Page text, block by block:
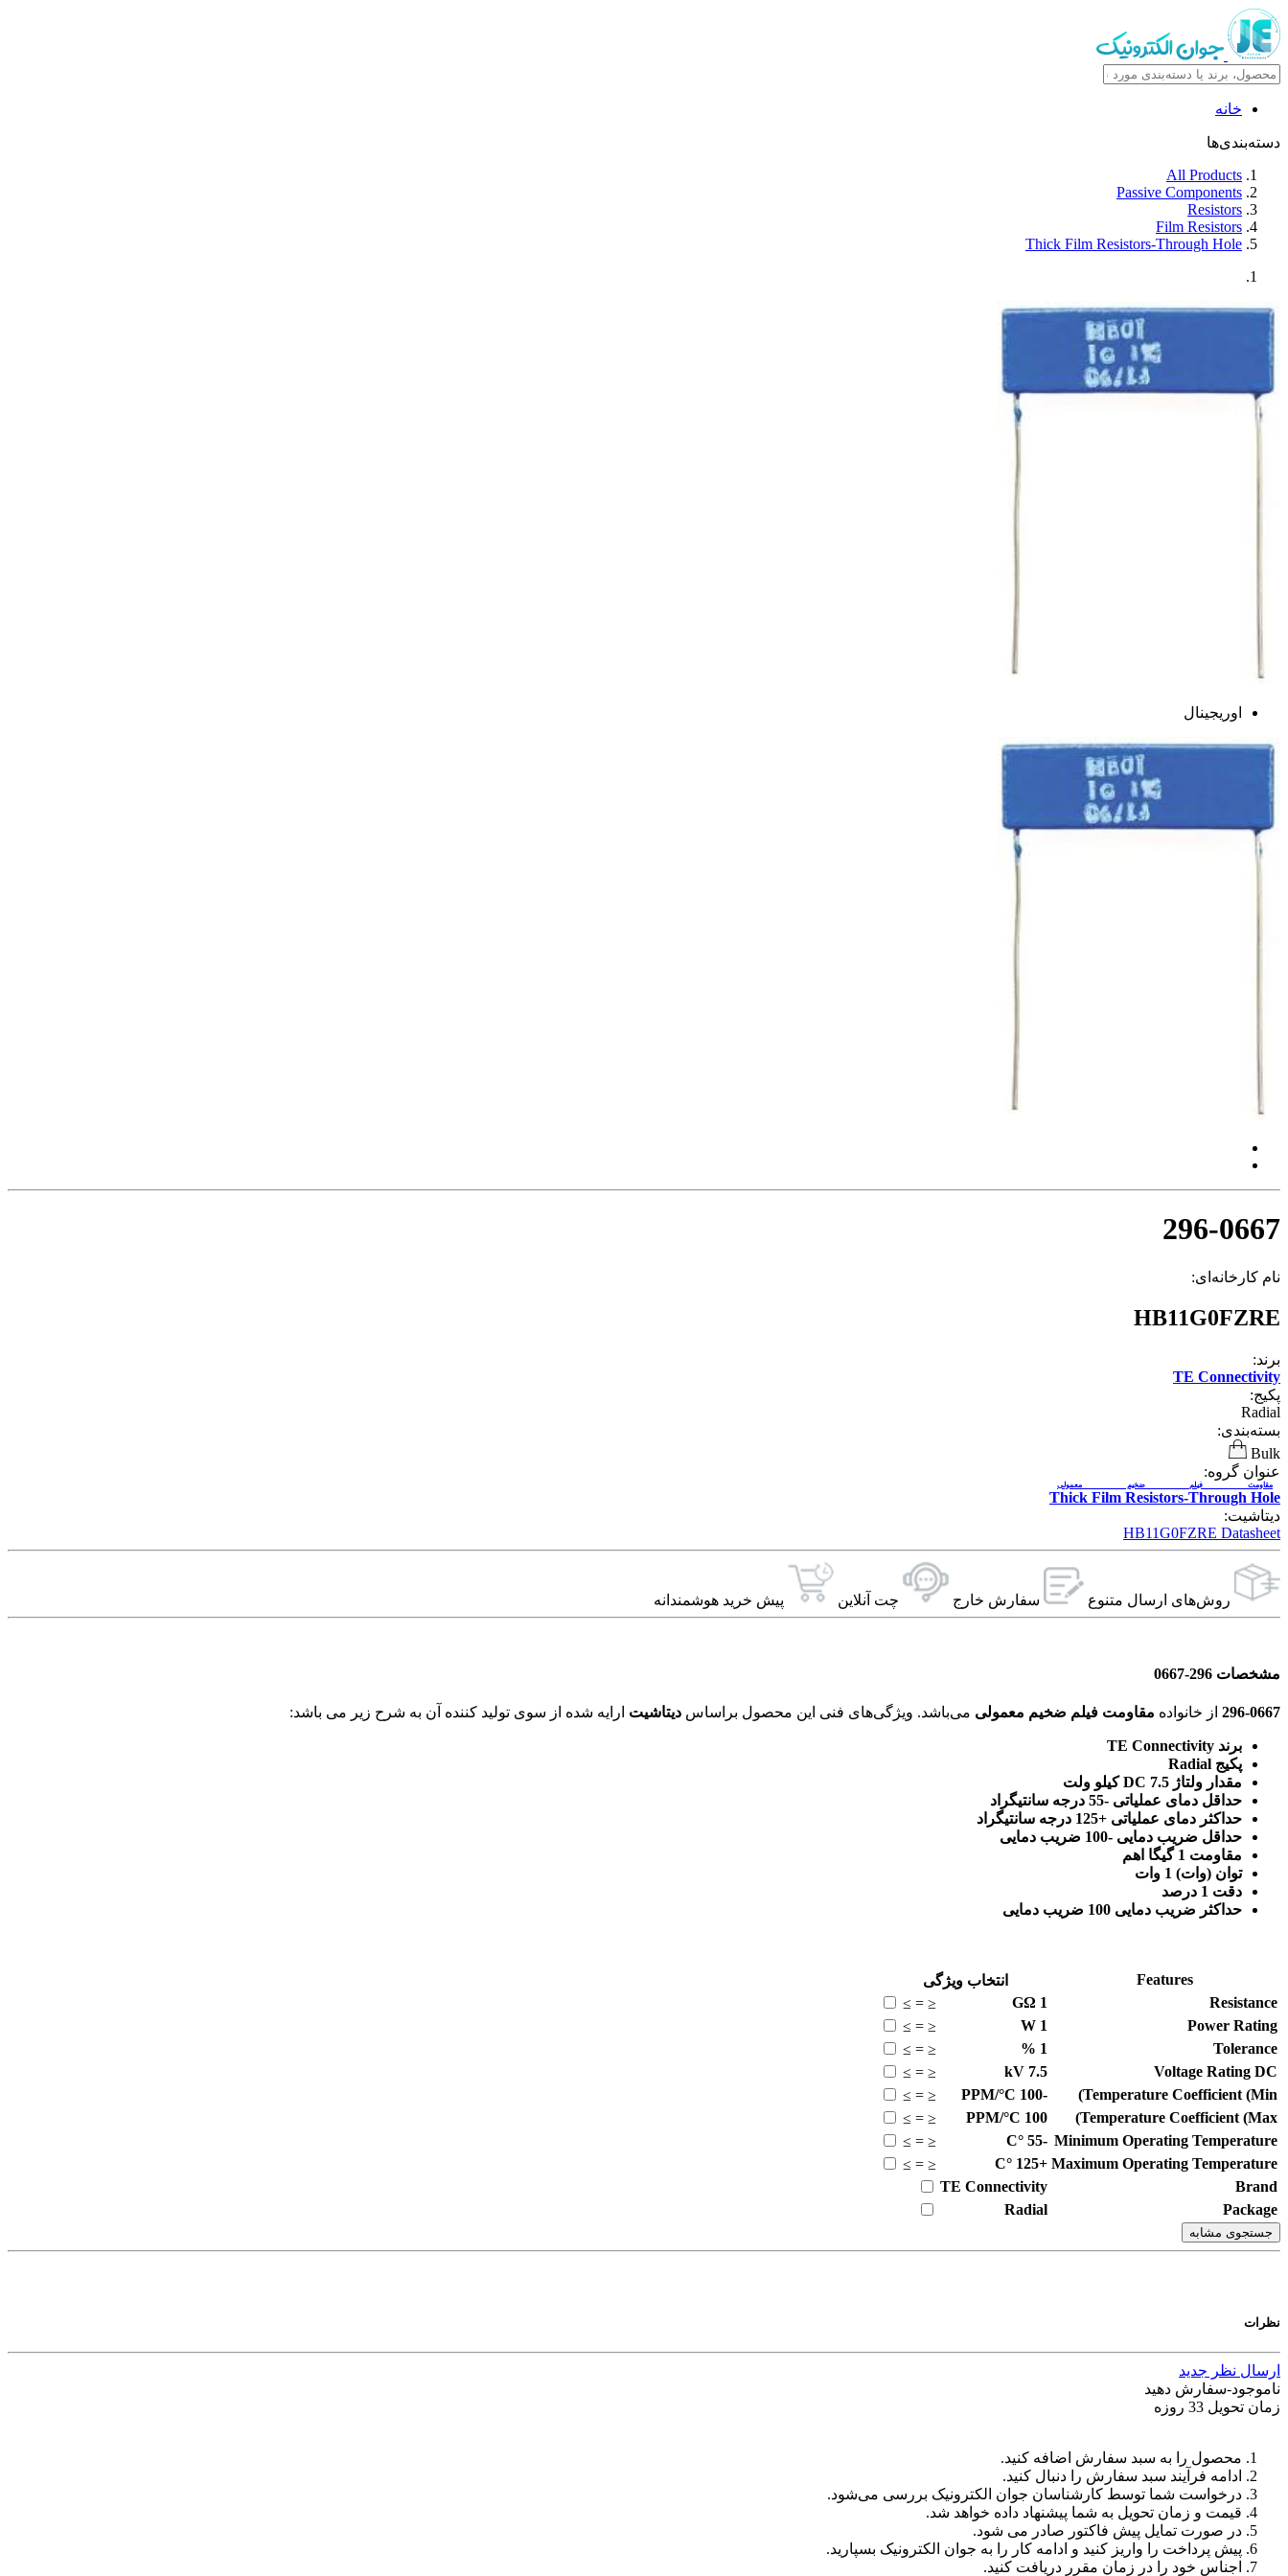
خانه
دسته‌بندی‌ها
All Products
Passive Components
Resistors
Film Resistors
Thick Film Resistors-Through Hole
اوریجینال
296-0667
نام کارخانه‌ای:
HB11G0FZRE
برند:
TE Connectivity
پکیج:
Radial
بسته‌بندی:
Bulk
عنوان گروه:
Thick Film Resistors-Through Hole
مقاومت فیلم ضخیم معمولی
دیتاشیت:
HB11G0FZRE Datasheet
روش‌های ارسال‌ متنوع سفارش خارج چت آنلاین پیش خرید هوشمندانه
مشخصات 296-0667
296-0667 از خانواده مقاومت فیلم ضخیم معمولی دیتاشیت ارایه شده از سوی تولید کننده آن به شرح زیر می باشد:
برند TE Connectivity
پکیج Radial
مقدار ولتاژ DC 7.5 کیلو ولت
حداقل دمای عملیاتی -55 درجه سانتیگراد
حداکثر دمای عملیاتی +125 درجه سانتیگراد
حداقل ضریب دمایی -100 ضریب دمایی
مقاومت 1 گیگا اهم
توان (وات) 1 وات
دقت 1 درصد
حداکثر ضریب دمایی 100 ضریب دمایی
Features
انتخاب ویژگی
Resistance
1
GΩ
≤
=
≥
Power Rating
1
W
≤
=
≥
Tolerance
1
%
≤
=
≥
Voltage Rating DC
7.5
kV
≤
=
≥
Temperature Coefficient (Min)
-100
PPM/°C
≤
=
≥
Temperature Coefficient (Max)
100
PPM/°C
≤
=
≥
Minimum Operating Temperature
-55
°C
≤
=
≥
Maximum Operating Temperature
+125
°C
≤
=
≥
Brand
TE Connectivity
Package
Radial
جستجوی مشابه
نظرات
ارسال نظر جدید
ناموجود-سفارش دهید
زمان تحویل 33 روزه
محصول را به سبد سفارش اضافه کنید.
ادامه فرآیند سبد سفارش را دنبال کنید.
درخواست شما توسط کارشناسان جوان الکترونیک بررسی می‌شود.
قیمت و زمان تحویل به شما پیشنهاد داده خواهد شد.
در صورت تمایل پیش فاکتور صادر می شود.
پیش پرداخت را واریز کنید و ادامه کار را به جوان الکترونیک بسپارید.
اجناس خود را در زمان مقرر دریافت کنید.